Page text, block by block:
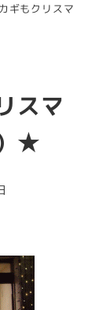
ギもクリスマ
スマ
★